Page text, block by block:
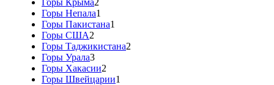
Горы Крыма2
Горы Непала1
Горы Пакистана1
Горы США2
Горы Таджикистана2
Горы Урала3
Горы Хакасии2
Горы Швейцарии1